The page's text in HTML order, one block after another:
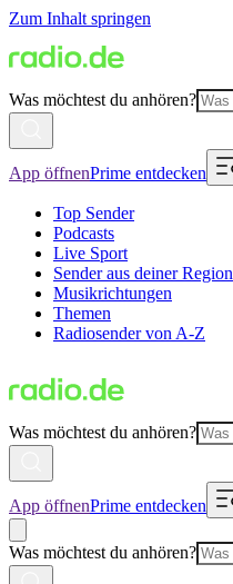
Zum Inhalt springen
Was möchtest du anhören?
App öffnenPrime entdecken
Top Sender
Podcasts
Live Sport
Sender aus deiner Region
Musikrichtungen
Themen
Radiosender von A-Z
Was möchtest du anhören?
App öffnenPrime entdecken
Was möchtest du anhören?